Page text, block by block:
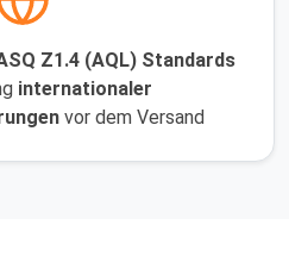
Z1.4 (AQL) Standards
internationaler
vor dem Versand